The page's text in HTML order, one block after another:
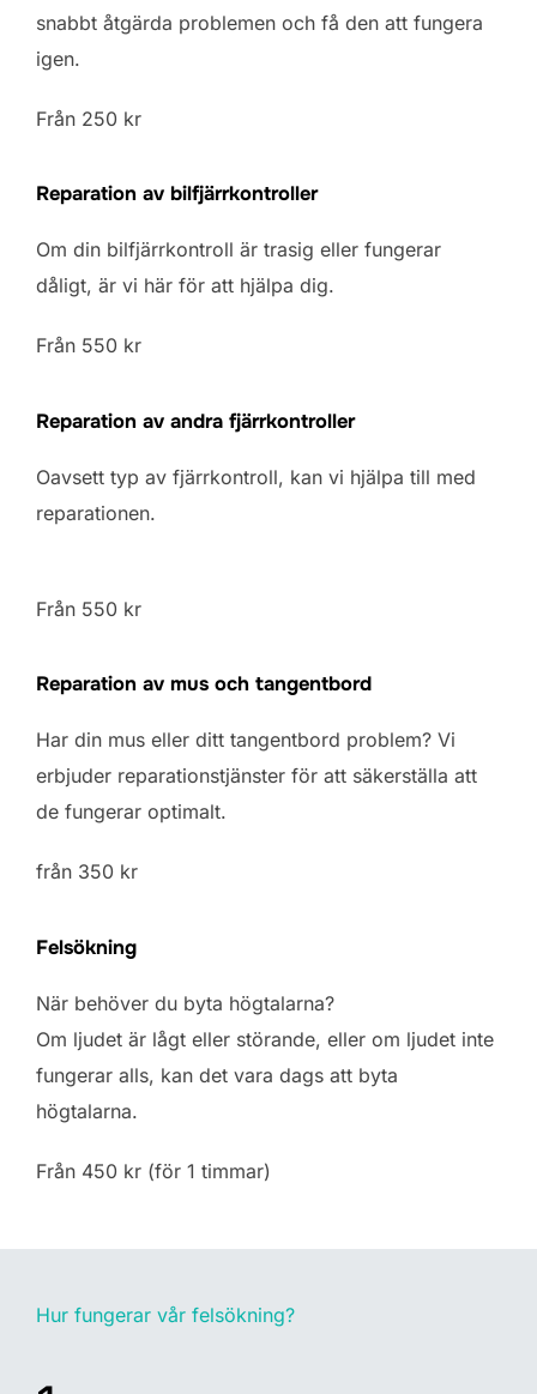
snabbt åtgärda problemen och få den att fungera
igen.
Från 250 kr
Reparation av bilfjärrkontroller
Om din bilfjärrkontroll är trasig eller fungerar
dåligt, är vi här för att hjälpa dig.
Från 550 kr
Reparation av andra fjärrkontroller
Oavsett typ av fjärrkontroll, kan vi hjälpa till med
reparationen.
Från 550 kr
Reparation av mus och tangentbord
Har din mus eller ditt tangentbord problem? Vi
erbjuder reparationstjänster för att säkerställa att
de fungerar optimalt.
från 350 kr
Felsökning
När behöver du byta högtalarna?
Om ljudet är lågt eller störande, eller om ljudet inte
fungerar alls, kan det vara dags att byta
högtalarna.
Från 450 kr (för 1 timmar)
Hur fungerar vår felsökning?